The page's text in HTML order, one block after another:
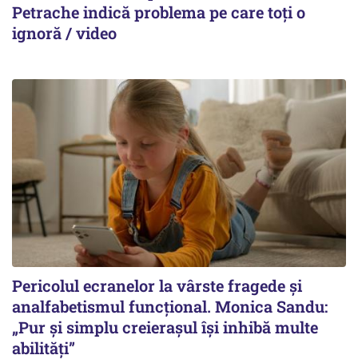
Petrache indică problema pe care toți o
ignoră / video
Pericolul ecranelor la vârste fragede și
analfabetismul funcțional. Monica Sandu:
„Pur și simplu creierașul își inhibă multe
abilități”